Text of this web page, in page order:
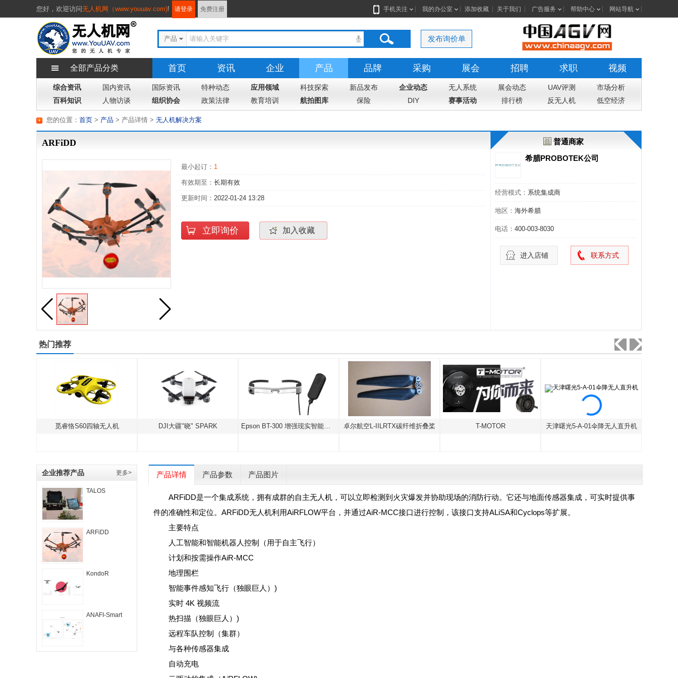
您好， 欢迎访问无人机网（www.youuav.com)! 请登录 免费注册 手机关注 我的办公室 添加收藏 关于我们 广告服务 帮助中心 网站导航
产品 发布询价单
全部产品分类 首页 资讯 企业 产品 品牌 采购 展会 招聘 求职
视频
专题
杂志 地图
综合资讯 国内资讯 国际资讯 特种动态 应用领域 科技探索 新品发布 企业动态 无人系统 展会动态 UAV评测
市场分析
百科知识
人物访谈 组织协会 政策法律 教育培训 航拍图库 保险 DIY 赛事活动 排行榜 反无人机 低空经济
您的位置： 首页 > 产品 > 无人机解决方案
> 产品详情
ARFiDD
最小起订： 1
有效期至： 长期有效
更新时间： 2022-01-24 13:28
立即询价 加入收藏
普通商家
希腊PROBOTEK公司
经营模式： 系统集成商
地区： 海外希腊
电话： 400-003-8030
进入店铺 联系方式
热门推荐
觅睿恪S60四轴无人机 DJI大疆"晓" SPARK Epson BT-300 增强现实智能眼镜 卓尔航空L-IILRTX碳纤维折叠桨 T-MOTOR 天津曙光5-A-01伞降无人直升机
企业推荐产品 更多>
TALOS
ARFiDD
KondoR
ANAFI-Smart
产品详情 产品参数 产品图片
ARFiDD是一个集成系统，拥有成群的自主无人机，可以立即检测到火灾爆发并协助现场的消防行动。它还与地面传感器集成，可实时提供事
件的准确性和定位。ARFiDD无人机利用AiRFLOW平台，并通过AiR-MCC接口进行控制，该接口支持ALiSA和Cyclops等扩展。
主要特点
人工智能和智能机器人控制（用于自主飞行）
计划和按需操作AiR-MCC
地理围栏
智能事件感知飞行（独眼巨人）)
实时 4K 视频流
热扫描（独眼巨人）)
远程车队控制（集群）
与各种传感器集成
自动充电